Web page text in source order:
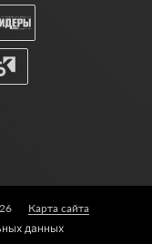
Карта сайта
данных